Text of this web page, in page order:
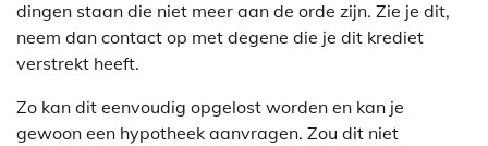
dingen staan die niet meer aan de orde zijn. Zie je dit,
neem dan contact op met degene die je dit krediet
verstrekt heeft.
Zo kan dit eenvoudig opgelost worden en kan je
gewoon een hypotheek aanvragen. Zou dit niet